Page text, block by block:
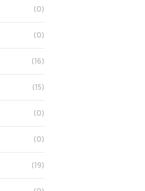
(0)
(0)
(16)
(15)
(0)
(0)
(19)